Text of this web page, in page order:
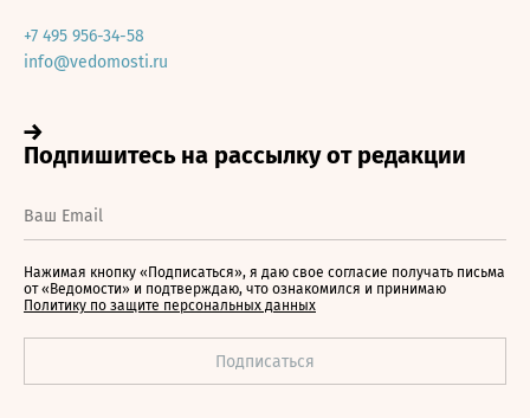
+7 495 956-34-58
info@vedomosti.ru
Нажимая кнопку «Подписаться», я даю свое согласие получать письма
от «Ведомости» и подтверждаю, что ознакомился и принимаю
Политику по защите персональных данных